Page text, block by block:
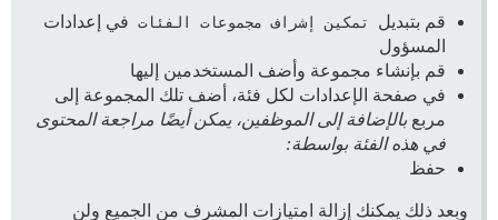
قم بتبديل تمكين إشراف مجموعات الفئات في إعدادات
المسؤول
قم بإنشاء مجموعة وأضف المستخدمين إليها
في صفحة الإعدادات لكل فئة، أضف تلك المجموعة إلى
مربع بالإضافة إلى الموظفين، يمكن أيضًا مراجعة المحتوى
في هذه الفئة بواسطة:
حفظ
وبعد ذلك يمكنك إزالة امتيازات المشرف من الجميع ولن